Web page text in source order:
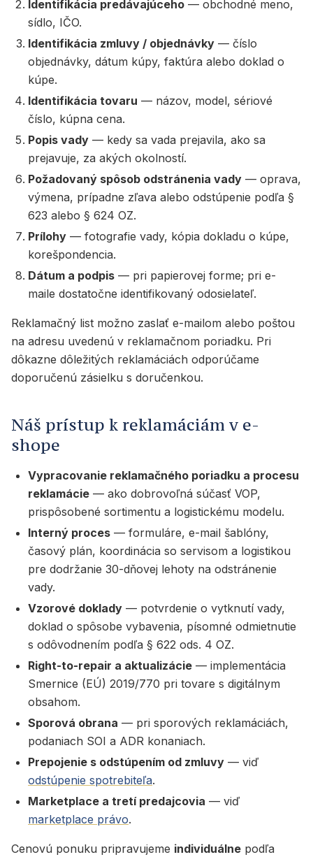
Identifikácia predávajúceho — obchodné meno,
sídlo, IČO.
Identifikácia zmluvy / objednávky — číslo
objednávky, dátum kúpy, faktúra alebo doklad o
kúpe.
Identifikácia tovaru — názov, model, sériové
číslo, kúpna cena.
Popis vady — kedy sa vada prejavila, ako sa
prejavuje, za akých okolností.
Požadovaný spôsob odstránenia vady — oprava,
výmena, prípadne zľava alebo odstúpenie podľa §
623 alebo § 624 OZ.
Prílohy — fotografie vady, kópia dokladu o kúpe,
korešpondencia.
Dátum a podpis — pri papierovej forme; pri e-
maile dostatočne identifikovaný odosielateľ.
Reklamačný list možno zaslať e-mailom alebo poštou
na adresu uvedenú v reklamačnom poriadku. Pri
dôkazne dôležitých reklamáciách odporúčame
doporučenú zásielku s doručenkou.
Náš prístup k reklamáciám v e-
shope
Vypracovanie reklamačného poriadku a procesu
reklamácie — ako dobrovoľná súčasť VOP,
prispôsobené sortimentu a logistickému modelu.
Interný proces — formuláre, e-mail šablóny,
časový plán, koordinácia so servisom a logistikou
pre dodržanie 30-dňovej lehoty na odstránenie
vady.
Vzorové doklady — potvrdenie o vytknutí vady,
doklad o spôsobe vybavenia, písomné odmietnutie
s odôvodnením podľa § 622 ods. 4 OZ.
Right-to-repair a aktualizácie — implementácia
Smernice (EÚ) 2019/770 pri tovare s digitálnym
obsahom.
Sporová obrana — pri sporových reklamáciách,
podaniach SOI a ADR konaniach.
Prepojenie s odstúpením od zmluvy — viď
odstúpenie spotrebiteľa.
Marketplace a tretí predajcovia — viď
marketplace právo.
Cenovú ponuku pripravujeme individuálne podľa